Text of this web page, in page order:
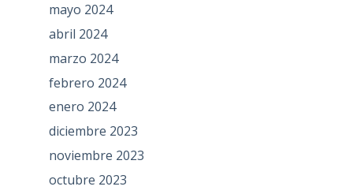
mayo 2024
abril 2024
marzo 2024
febrero 2024
enero 2024
diciembre 2023
noviembre 2023
octubre 2023